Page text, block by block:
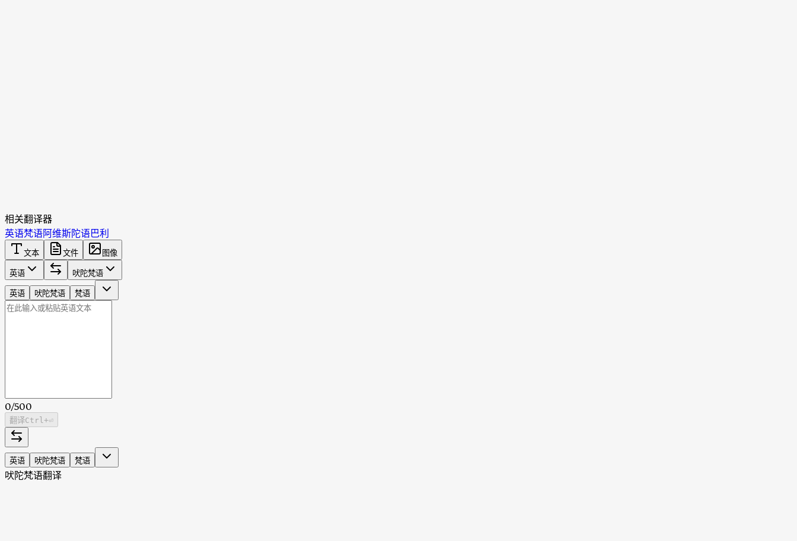
相关翻译器
英语梵语阿维斯陀语巴利
文本 文件
图像
英语
吠陀梵语
英语
吠陀梵语 梵语
0/500
翻译Ctrl +⏎
英语 吠陀梵语 梵语
吠陀梵语翻译